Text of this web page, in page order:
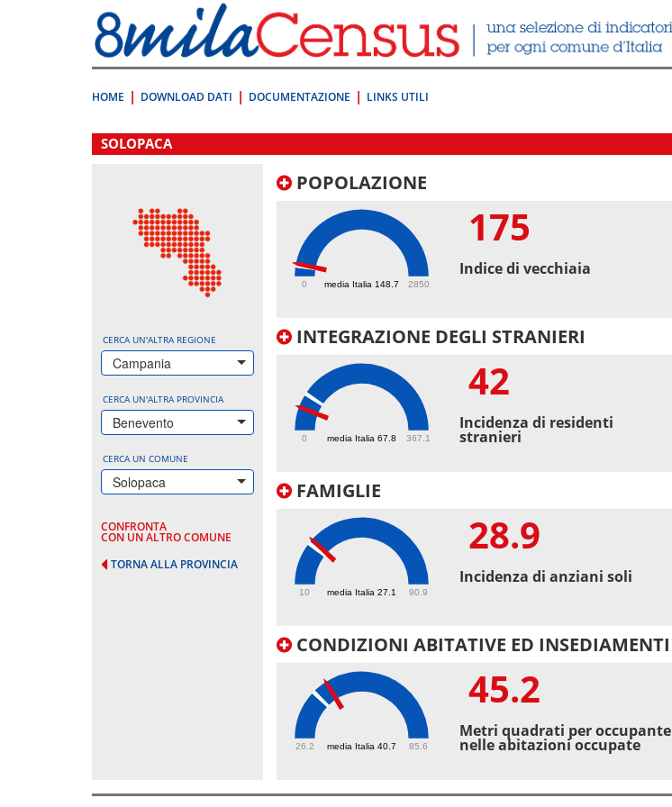
direttamente
a:
Contenuto
HOME DOWNLOAD DATI DOCUMENTAZIONE LINKS UTILI
.
SOLOPACA
CERCA UN'ALTRA REGIONE
Campania
CERCA UN'ALTRA PROVINCIA
Benevento
CERCA UN COMUNE
Solopaca
CONFRONTA
CON UN ALTRO COMUNE
TORNA ALLA PROVINCIA
POPOLAZIONE
media Italia 148.7
0 2850
175
Indice di vecchiaia
INTEGRAZIONE DEGLI STRANIERI
media Italia 67.8
0 367.1
42
Incidenza di residenti
stranieri
FAMIGLIE
media Italia 27.1
10 90.9
28.9
Incidenza di anziani soli
CONDIZIONI ABITATIVE ED INSEDIAMENTI
media Italia 40.7
26.2 85.6
45.2
Metri quadrati per occupante
nelle abitazioni occupate